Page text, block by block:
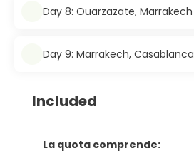
Day 8: Ouarzazate, Marrakech
Day 9: Marrakech, Casablanca
Included
La quota comprende: